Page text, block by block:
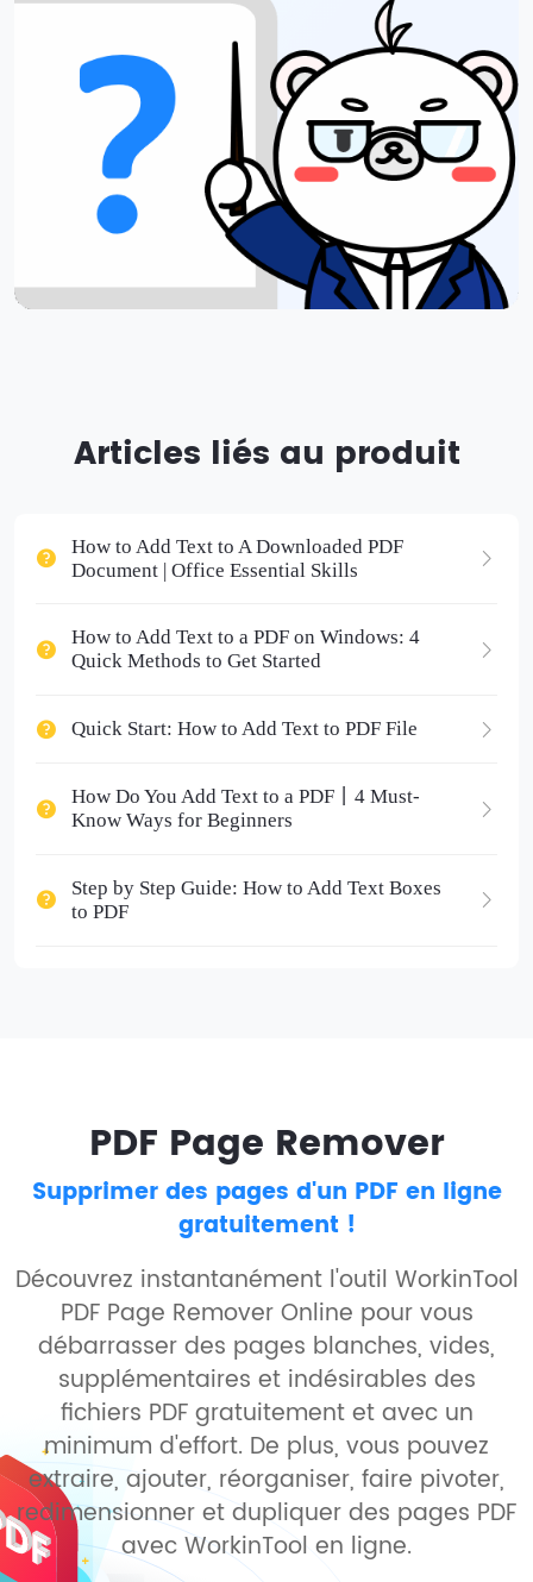
Articles liés au produit
How to Add Text to A Downloaded PDF
Document | Office Essential Skills
How to Add Text to a PDF on Windows: 4
Quick Methods to Get Started
Quick Start: How to Add Text to PDF File
How Do You Add Text to a PDF丨4 Must-
Know Ways for Beginners
Step by Step Guide: How to Add Text Boxes
to PDF
PDF Page Remover
Supprimer des pages d'un PDF en ligne
gratuitement !
Découvrez instantanément l'outil WorkinTool
PDF Page Remover Online pour vous
débarrasser des pages blanches, vides,
supplémentaires et indésirables des
fichiers PDF gratuitement et avec un
minimum d'effort. De plus, vous pouvez
extraire, ajouter, réorganiser, faire pivoter,
redimensionner et dupliquer des pages PDF
avec WorkinTool en ligne.